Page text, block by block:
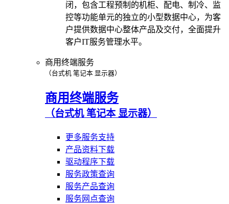
闭，包含工程预制的机柜、配电、制冷、监
控等功能单元的独立的小型数据中心，为客
户提供数据中心整体产品及交付，全面提升
客户IT服务管理水平。
商用终端服务
（台式机 笔记本 显示器）
商用终端服务
（台式机 笔记本 显示器）
更多服务支持
产品资料下载
驱动程序下载
服务政策查询
服务产品查询
服务网点查询